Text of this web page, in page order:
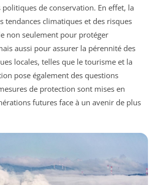
de conservation. En effet, la
tendances climatiques et des risques
non seulement pour protéger
aussi pour assurer la pérennité des
locales, telles que le tourisme et la
pose également des questions
de protection sont mises en
futures face à un avenir de plus